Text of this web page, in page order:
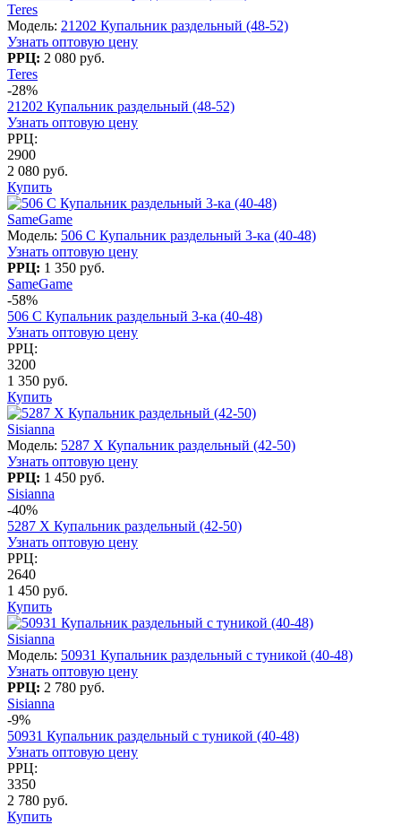
Teres
Модель: 21202 Купальник раздельный (48-52)
Узнать оптовую цену
РРЦ: 2 080 руб.
Teres
-28%
21202 Купальник раздельный (48-52)
Узнать оптовую цену
РРЦ:
2900
2 080 руб.
Купить
SameGame
Модель: 506 C Купальник раздельный 3-ка (40-48)
Узнать оптовую цену
РРЦ: 1 350 руб.
SameGame
-58%
506 C Купальник раздельный 3-ка (40-48)
Узнать оптовую цену
РРЦ:
3200
1 350 руб.
Купить
Sisianna
Модель: 5287 X Купальник раздельный (42-50)
Узнать оптовую цену
РРЦ: 1 450 руб.
Sisianna
-40%
5287 X Купальник раздельный (42-50)
Узнать оптовую цену
РРЦ:
2640
1 450 руб.
Купить
Sisianna
Модель: 50931 Купальник раздельный с туникой (40-48)
Узнать оптовую цену
РРЦ: 2 780 руб.
Sisianna
-9%
50931 Купальник раздельный с туникой (40-48)
Узнать оптовую цену
РРЦ:
3350
2 780 руб.
Купить